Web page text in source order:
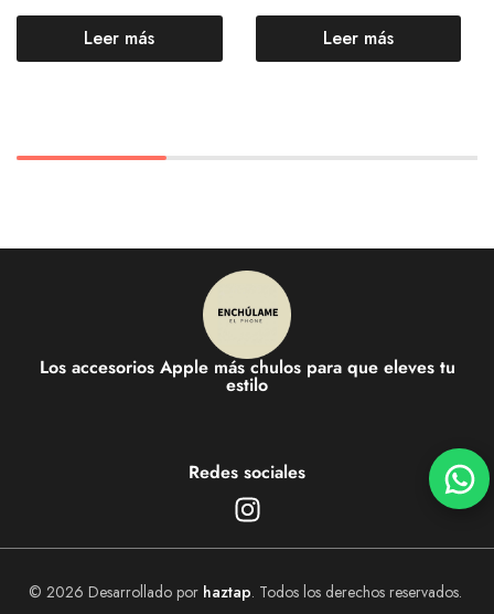
Leer más Leer más
Los accesorios Apple más chulos para que eleves tu
estilo
Redes sociales
© 2026 Desarrollado por haztap. Todos los derechos reservados.